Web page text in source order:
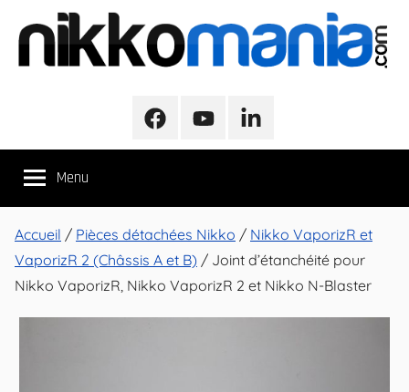
contenu
NikkoMania
Véhicules
Nikko
Evo
Pro-
FacebookYoutubeLinkedIn
Menu
Accueil / Pièces détachées Nikko / Nikko VaporizR et
VaporizR 2 (Châssis A et B) / Joint d’étanchéité pour
Nikko VaporizR, Nikko VaporizR 2 et Nikko N-Blaster